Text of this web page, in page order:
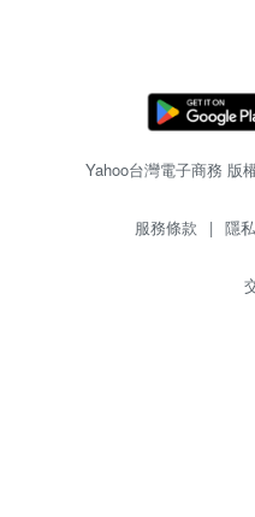
Yahoo台灣電子商務 版
服務條款 | 隱